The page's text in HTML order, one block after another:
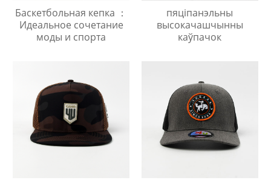
Баскетбольная кепка ：
Идеальное сочетание
моды и спорта
пяціпанэльны
высокачашчынны
каўпачок